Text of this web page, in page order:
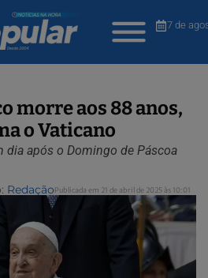
7 de
morre aos 88 anos,
o Vaticano
dia após o Domingo de Páscoa
RedaçãoPublicada em 21 de abril de 2025 às 10:01